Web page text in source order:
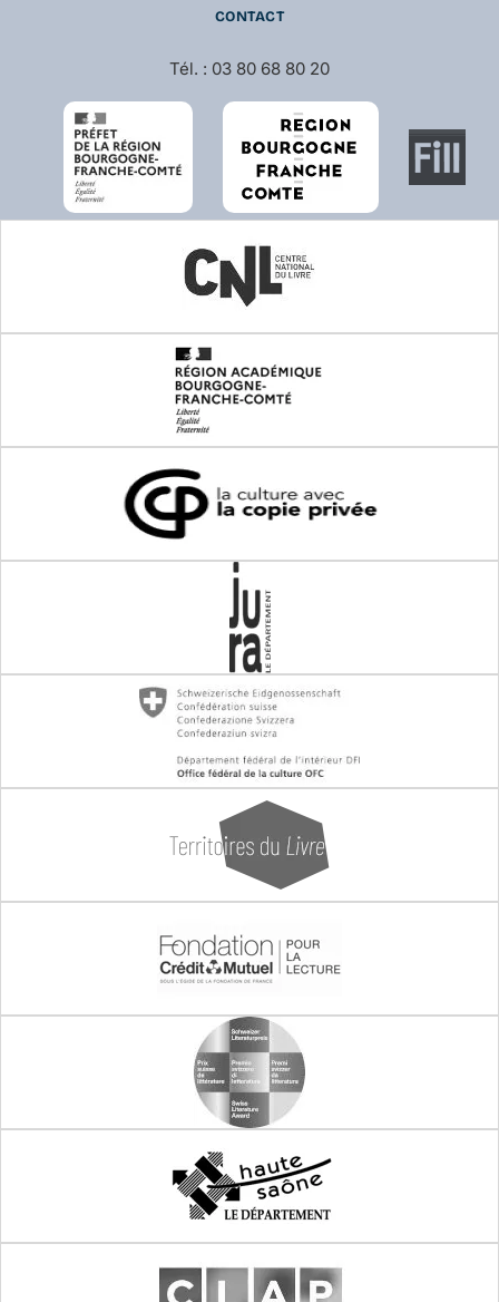
CONTACT
Tél. : 03 80 68 80 20